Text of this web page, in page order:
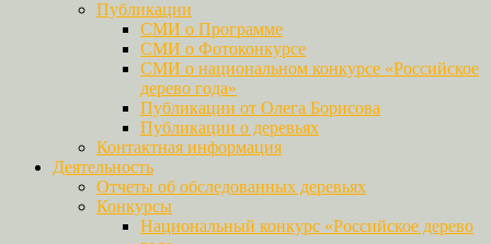
Публикации
СМИ о Программе
СМИ о Фотоконкурсе
СМИ о национальном конкурсе «Российское
дерево года»
Публикации от Олега Борисова
Публикации о деревьях
Контактная информация
Деятельность
Отчеты об обследованных деревьях
Конкурсы
Национальный конкурс «Российское дерево